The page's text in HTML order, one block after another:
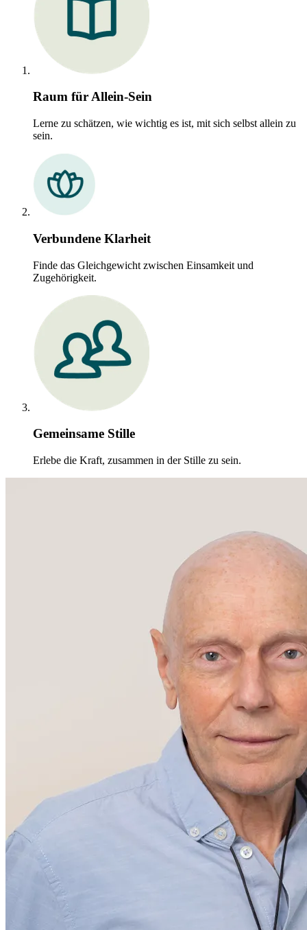
Raum für Allein-Sein
Lerne zu schätzen, wie wichtig es ist, mit sich selbst allein zu
sein.
Verbundene Klarheit
Finde das Gleichgewicht zwischen Einsamkeit und
Zugehörigkeit.
Gemeinsame Stille
Erlebe die Kraft, zusammen in der Stille zu sein.